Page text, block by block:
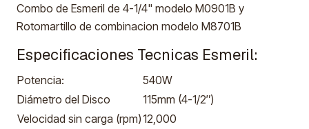
Combo de Esmeril de 4-1/4" modelo M0901B y
Rotomartillo de combinacion modelo M8701B
Especificaciones Tecnicas Esmeril:
Potencia:
540W
Diámetro del Disco
115mm (4-1/2″)
Velocidad sin carga (rpm)12,000